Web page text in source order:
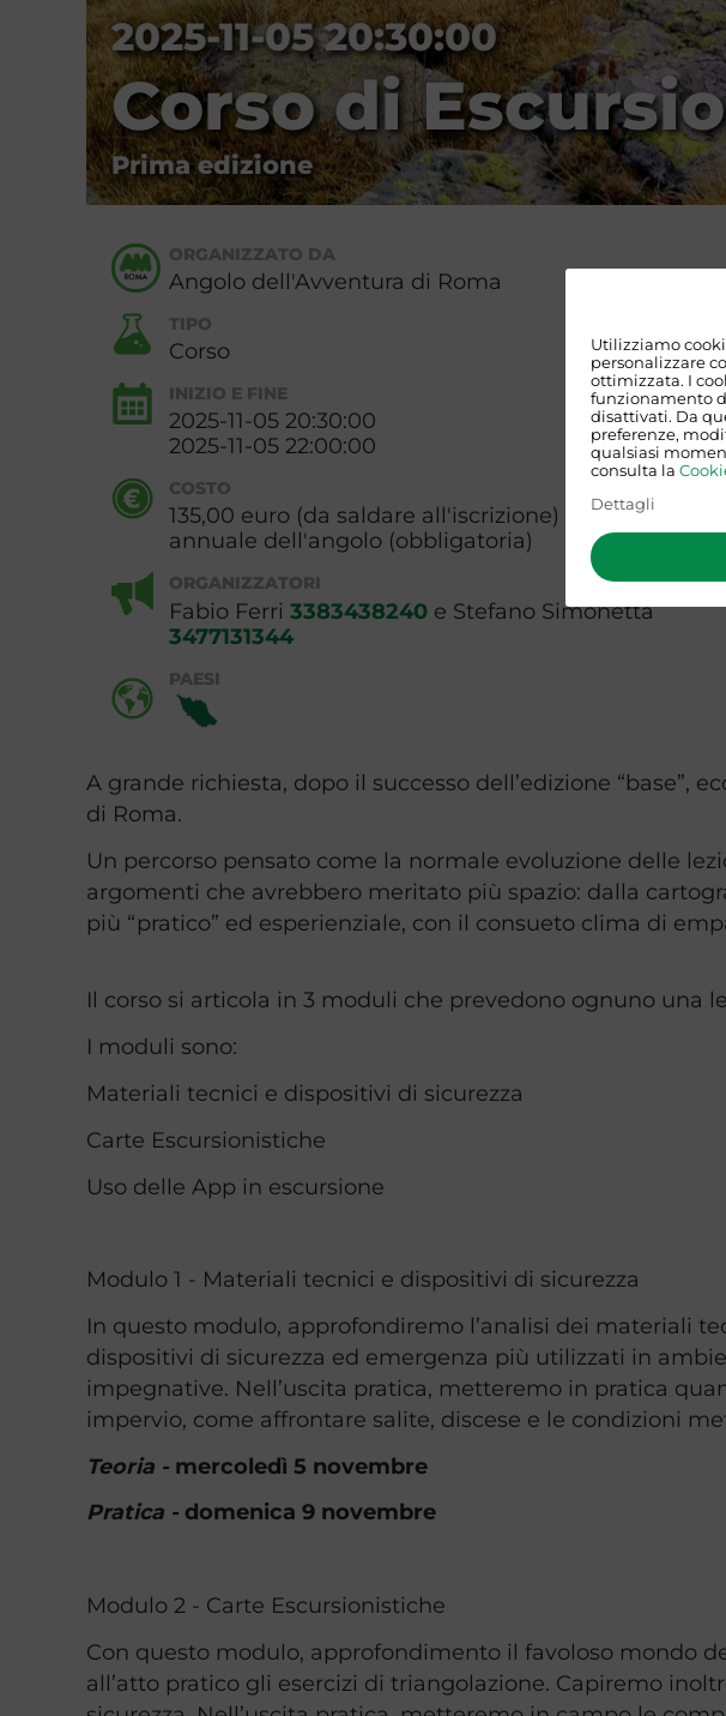
Utilizziamo
personalizzare
ottimizzata. I
funzionamento
disattivati. Da
preferenze,
qualsiasi
consulta la
Dettagli
2025-11-05 20:30:00
Corso di
Prima edizione
ORGANIZZATO DA
Angolo dell'Avventura di Roma
TIPO
Corso
INIZIO E FINE
2025-11-05 20:30:00
2025-11-05 22:00:00
COSTO
135,00 euro (da saldare all'iscrizione) + 10,00 euro
annuale dell'angolo (obbligatoria)
ORGANIZZATORI
Fabio Ferri 3383438240e Stefano Simonetta
3477131344
PAESI
A grande richiesta, dopo il successo dell’edizione “base”,
di Roma.
Un percorso pensato come la normale evoluzione delle
argomenti che avrebbero meritato più spazio: dalla
più “pratico” ed esperienziale, con il consueto clima di
Il corso si articola in 3 moduli che prevedono ognuno una
I moduli sono:
Materiali tecnici e dispositivi di sicurezza
Carte Escursionistiche
Uso delle App in escursione
Modulo 1 - Materiali tecnici e dispositivi di sicurezza
In questo modulo, approfondiremo l’analisi dei materiali
dispositivi di sicurezza ed emergenza più utilizzati in
impegnative. Nell’uscita pratica, metteremo in pratica
impervio, come affrontare salite, discese e le condizioni
Teoria - mercoledì 5 novembre
Pratica - domenica 9 novembre
Modulo 2 - Carte Escursionistiche
Con questo modulo, approfondimento il favoloso mondo
all’atto pratico gli esercizi di triangolazione. Capiremo